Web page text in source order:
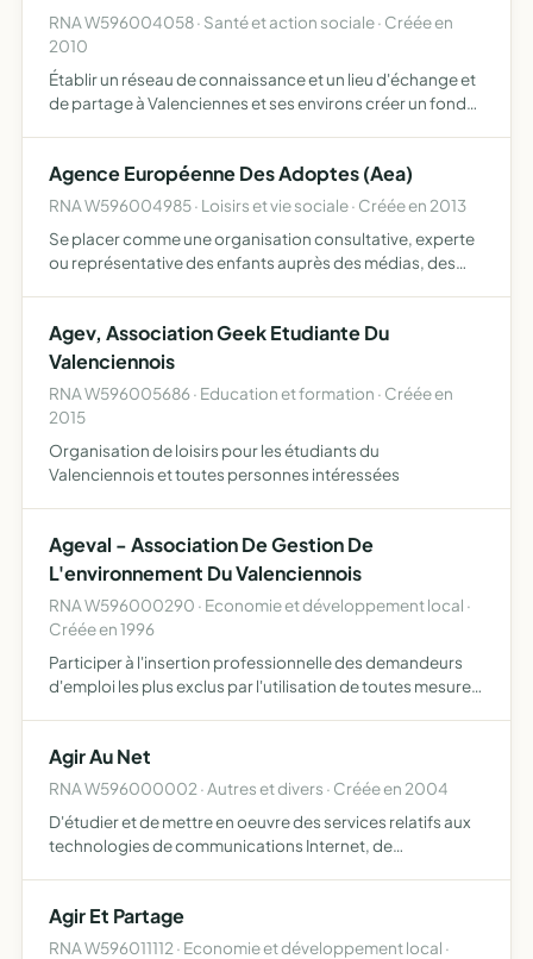
RNA W596004058 · Santé et action sociale · Créée en
2010
Établir un réseau de connaissance et un lieu d'échange et
de partage à Valenciennes et ses environs créer un fond
Agence Européenne Des Adoptes (Aea)
RNA W596004985 · Loisirs et vie sociale · Créée en 2013
Se placer comme une organisation consultative, experte
ou représentative des enfants auprès des médias, des
nationales commun…
Agev, Association Geek Etudiante Du
Valenciennois
RNA W596005686 · Education et formation · Créée en
2015
Organisation de loisirs pour les étudiants du
Valenciennois et toutes personnes intéressées
Ageval - Association De Gestion De
L'environnement Du Valenciennois
RNA W596000290 · Economie et développement local ·
Créée en 1996
Participer à l'insertion professionnelle des demandeurs
d'emploi les plus exclus par l'utilisation de toutes mesures
Agir Au Net
RNA W596000002 · Autres et divers · Créée en 2004
D'étudier et de mettre en oeuvre des services relatifs aux
technologies de communications Internet, de
de…
Agir Et Partage
RNA W596011112 · Economie et développement local ·